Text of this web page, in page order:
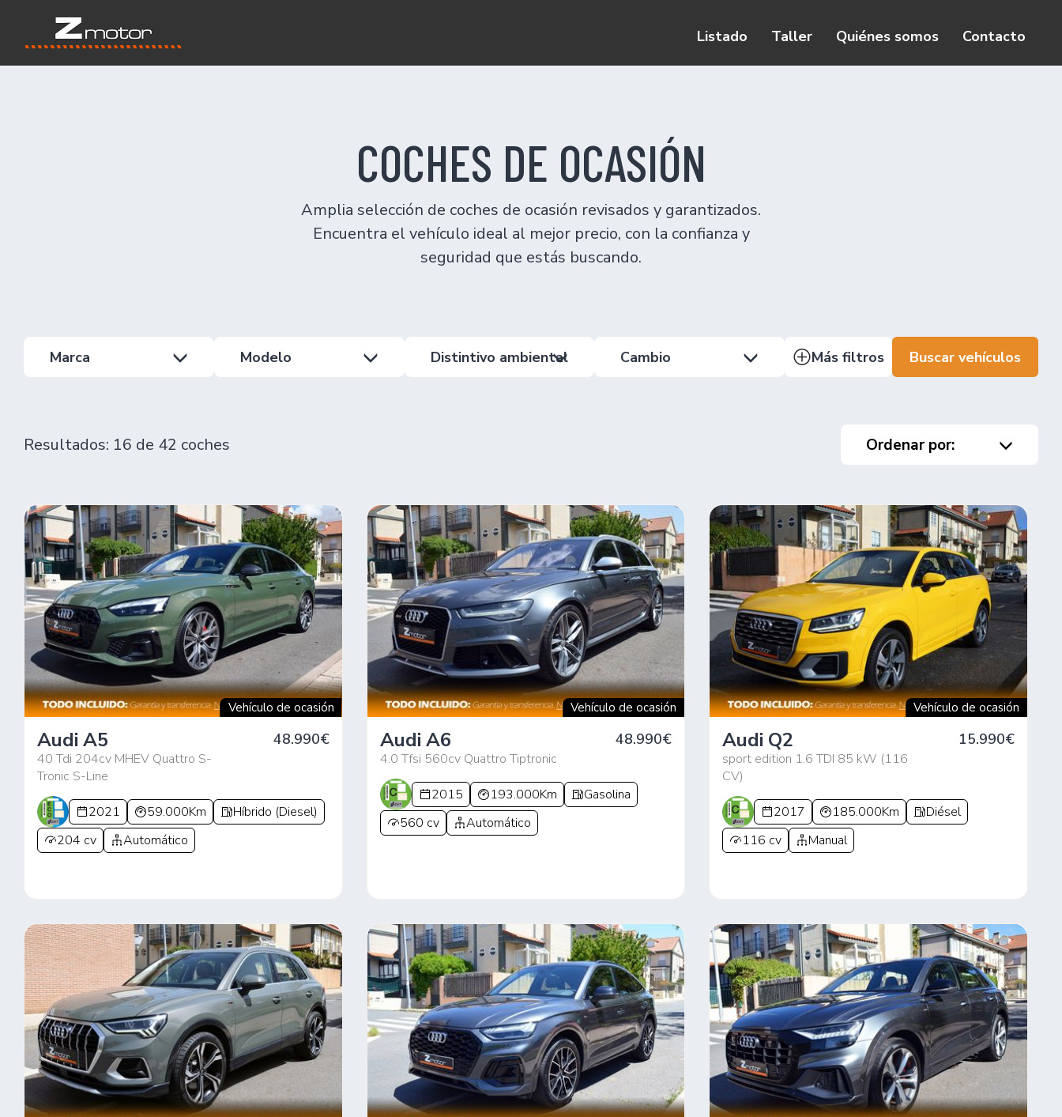
Listado Taller Quiénes somos Contacto
COCHES DE OCASIÓN
Amplia selección de coches de ocasión revisados y garantizados.
Encuentra el vehículo ideal al mejor precio, con la confianza y
seguridad que estás buscando.
Marca Modelo Distintivo ambiental Cambio Más filtros Buscar vehículos
Resultados: 16 de 42 coches Ordenar por:
Vehículo de ocasión
Audi A5
40 Tdi 204cv MHEV Quattro S-
Tronic S-Line
48.990€
2021 59.000Km
Híbrido (Diesel)
204 cv
Automático
Vehículo de ocasión
Audi A6
4.0 Tfsi 560cv Quattro Tiptronic
48.990€
2015 193.000Km
Gasolina
560 cv
Automático
Vehículo de ocasión
Audi Q2
sport edition 1.6 TDI 85 kW (116
CV)
15.990€
2017 185.000Km
Diésel
116 cv
Manual